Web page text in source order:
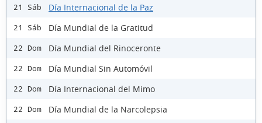
21 Sáb Día Internacional de la Paz
21 Sáb Día Mundial de la Gratitud
22 Dom Día Mundial del Rinoceronte
22 Dom Día Mundial Sin Automóvil
22 Dom Día Internacional del Mimo
22 Dom Día Mundial de la Narcolepsia